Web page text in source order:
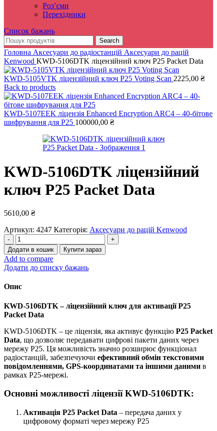
Роз’єми
Перехідники
Список бажань
Search
Головна Аксесуари до радіостанцій Аксесуари до рацій
Kenwood KWD-5106DTK ліцензійний ключ P25 Packet Data
KWD-5105VTK ліцензійний ключ P25 Voting Scan 2225,00 ₴
Back to products
KWD-5107EEK ліцензія Enhanced Encryption ARC4 – 40-бітове
шифрування для P25 100000,00 ₴
KWD-5106DTK ліцензійний
ключ P25 Packet Data
5610,00 ₴
Артикул: 4247 Категорія: Аксесуари до рацій Kenwood
KWD-
5106DTK
ліцензійний
ключ
P25
Data
Додати в кошик Купити зараз
Add to compare
Додати до списку бажань
Опис
KWD-5106DTK – ліцензійний ключ для активації P25
Packet Data
KWD-5106DTK – це ліцензія, яка активує функцію P25 Packet
Data, що дозволяє передавати цифрові пакети даних через
мережу P25. Ця можливість значно розширює функціонал
радіостанцій, забезпечуючи ефективний обмін текстовими
повідомленнями, GPS-координатами та іншими даними в
рамках P25-мережі.
Основні можливості ліцензії KWD-5106DTK:
Активація P25 Packet Data – передача даних у
цифровому форматі через мережу P25